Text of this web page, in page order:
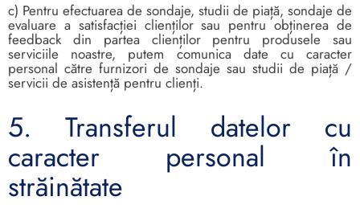
c) Pentru efectuarea de sondaje, studii de piață, sondaje de
evaluare a satisfacției clienților sau pentru obținerea de
feedback din partea clienților pentru produsele sau
serviciile noastre, putem comunica date cu caracter
personal către furnizori de sondaje sau studii de piață /
servicii de asistență pentru clienți.
5. Transferul datelor cu
caracter personal în
străinătate